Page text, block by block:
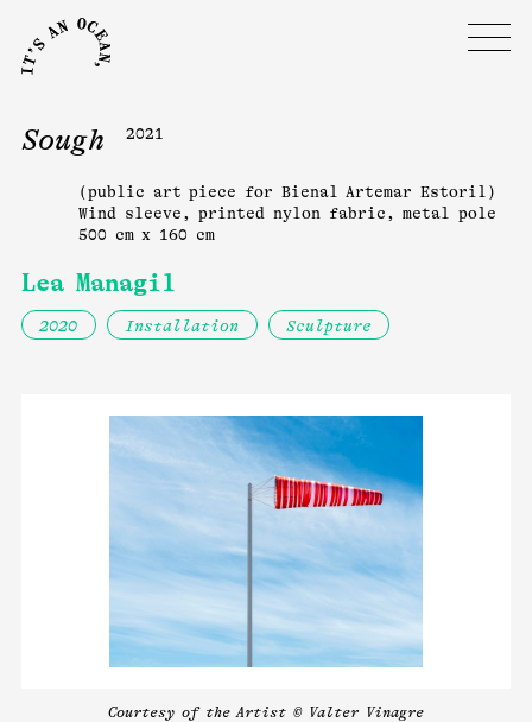
Sough 2021
(public art piece for Bienal Artemar Estoril)
Wind sleeve, printed nylon fabric, metal pole
500 cm x 160 cm
Lea Managil
2020 Installation Sculpture
Courtesy of the Artist © Valter Vinagre